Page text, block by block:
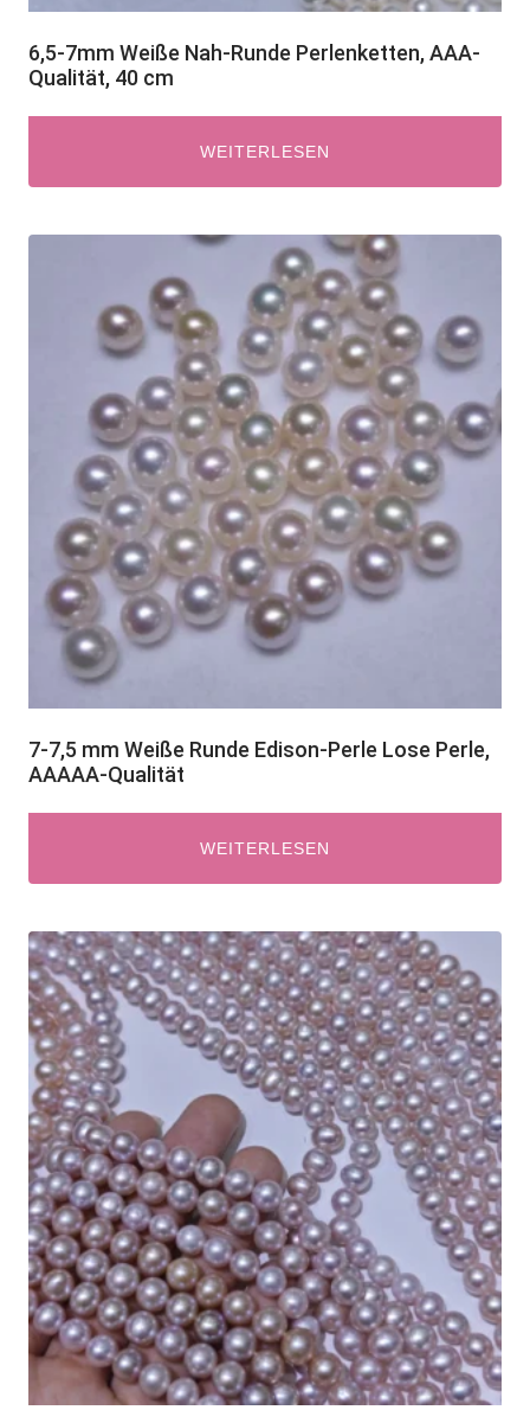
6,5-7mm Weiße Nah-Runde Perlenketten, AAA-
Qualität, 40 cm
WEITERLESEN
7-7,5 mm Weiße Runde Edison-Perle Lose Perle,
AAAAA-Qualität
WEITERLESEN